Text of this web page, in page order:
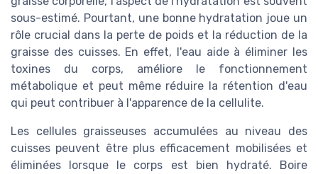
sous-estimé. Pourtant, une bonne hydratation joue un
rôle crucial dans la perte de poids et la réduction de la
graisse des cuisses. En effet, l'eau aide à éliminer les
toxines du corps, améliore le fonctionnement
métabolique et peut même réduire la rétention d'eau
qui peut contribuer à l'apparence de la cellulite.
Les cellules graisseuses accumulées au niveau des
cuisses peuvent être plus efficacement mobilisées et
éliminées lorsque le corps est bien hydraté. Boire